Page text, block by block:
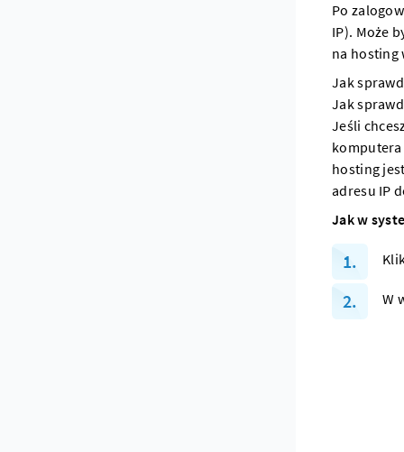
Po
IP). Może
na hosting
Jak
Jak
Jeśli
hosting
adresu IP
Jak w
W